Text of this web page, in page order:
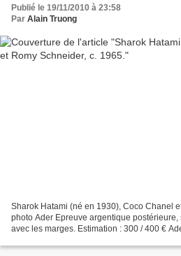
Publié le 19/11/2010 à 23:58
Par Alain Truong
Sharok Hatami (né en 1930), Coco Chanel
photo Ader Epreuve argentique
avec les marges. Estimation : 300 / 400 €